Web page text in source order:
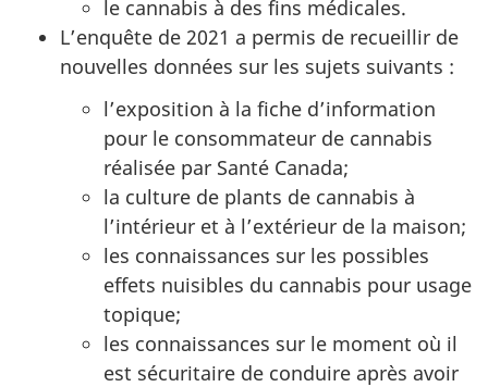
le cannabis à des fins médicales.
L’enquête de 2021 a permis de recueillir de
nouvelles données sur les sujets suivants :
l’exposition à la fiche d’information
pour le consommateur de cannabis
réalisée par Santé Canada;
la culture de plants de cannabis à
l’intérieur et à l’extérieur de la maison;
les connaissances sur les possibles
effets nuisibles du cannabis pour usage
topique;
les connaissances sur le moment où il
est sécuritaire de conduire après avoir